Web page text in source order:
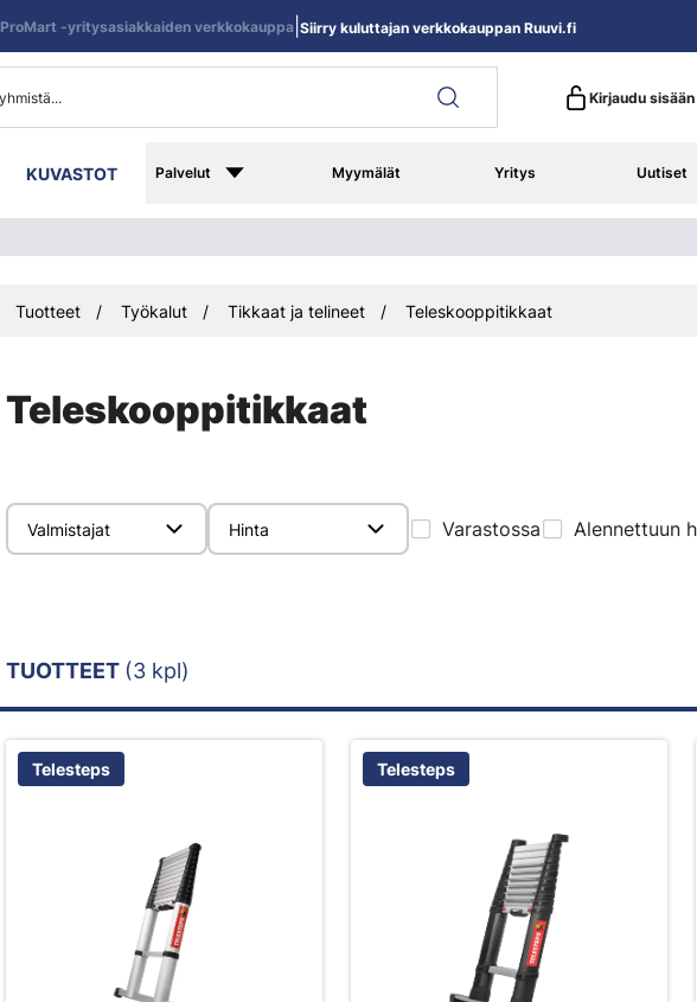
Kirjaudu sisään
KUVASTOT Palvelut Myymälät Yritys Uutiset
ProMart -yritysasiakkaiden verkkokauppa| Siirry kuluttajan verkkokauppan Ruuvi.fi
Tuotteet Työkalut Tikkaat ja telineet Teleskooppitikkaat
Teleskooppitikkaat
Valmistajat Hinta Varastossa Alennettuun
TUOTTEET (3 kpl)
Telesteps Telesteps